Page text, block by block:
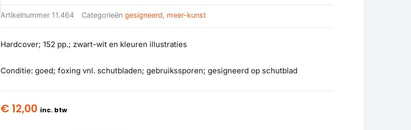
Artikelnummer 11.464 Categorieën gesigneerd, meer-kunst
Hardcover; 152 pp.; zwart-wit en kleuren illustraties
Conditie: goed; foxing vnl. schutbladen; gebruikssporen; gesigneerd op schutblad
€12,00 inc. btw